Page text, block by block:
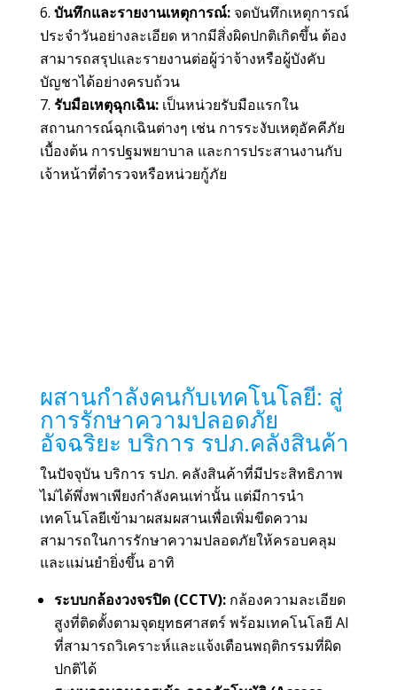
บันทึกและรายงานเหตุการณ์:จดบันทึกเหตุการณ์
ประจำวันอย่างละเอียด หากมีสิ่งผิดปกติเกิดขึ้น ต้อง
สามารถสรุปและรายงานต่อผู้ว่าจ้างหรือผู้บังคับ
บัญชาได้อย่างครบถ้วน
รับมือเหตุฉุกเฉิน:เป็นหน่วยรับมือแรกใน
สถานการณ์ฉุกเฉินต่างๆ เช่น การระงับเหตุอัคคีภัย
เบื้องต้น การปฐมพยาบาล และการประสานงานกับ
เจ้าหน้าที่ตำรวจหรือหน่วยกู้ภัย
ผสานกำลังคนกับเทคโนโลยี: สู่
การรักษาความปลอดภัย
อัจฉริยะ บริการ รปภ.คลังสินค้า
ในปัจจุบัน บริการ รปภ. คลังสินค้าที่มีประสิทธิภาพ
ไม่ได้พึ่งพาเพียงกำลังคนเท่านั้น แต่มีการนำ
เทคโนโลยีเข้ามาผสมผสานเพื่อเพิ่มขีดความ
สามารถในการรักษาความปลอดภัยให้ครอบคลุม
และแม่นยำยิ่งขึ้น อาทิ
ระบบกล้องวงจรปิด (CCTV):กล้องความละเอียด
สูงที่ติดตั้งตามจุดยุทธศาสตร์ พร้อมเทคโนโลยี AI
ที่สามารถวิเคราะห์และแจ้งเตือนพฤติกรรมที่ผิด
ปกติได้